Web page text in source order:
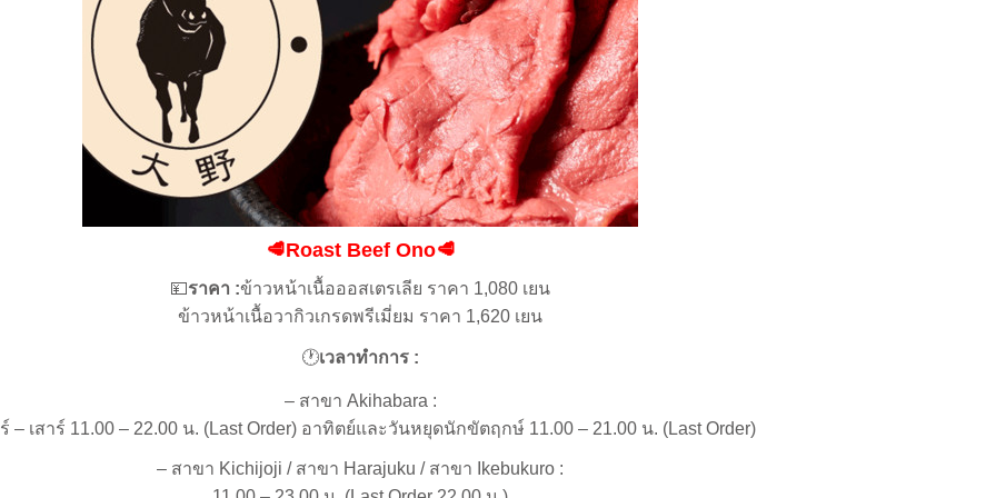
🥩Roast Beef Ono🥩
💴ราคา :ข้าวหน้าเนื้อออสเตรเลีย ราคา 1,080 เยน
ข้าวหน้าเนื้อวากิวเกรดพรีเมี่ยม ราคา 1,620 เยน
🕐เวลาทำการ :
– สาขา Akihabara :
– เสาร์ 11.00 – 22.00 น. (Last Order) อาทิตย์และวันหยุดนักขัตฤกษ์ 11.00 – 21.00 น. (Last Order)
– สาขา Kichijoji / สาขา Harajuku / สาขา Ikebukuro :